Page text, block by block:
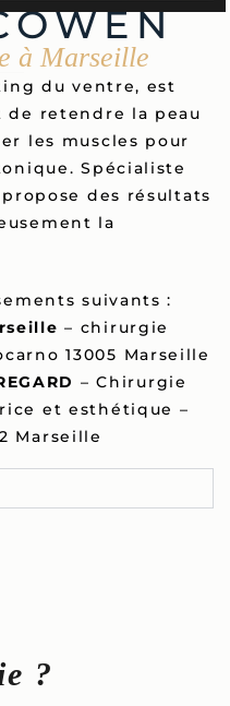
à Marseille
du ventre, est
retendre la peau
les muscles pour
Spécialiste
des résultats
la
suivants :
– chirurgie
13005 Marseille
– Chirurgie
et esthétique –
Marseille
?